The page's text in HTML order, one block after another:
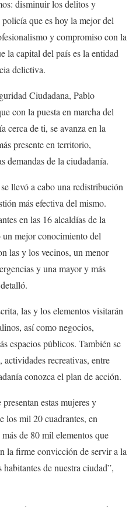
disminuir los delitos y
que es hoy la mejor del
y compromiso con la
la capital del país es la entidad
delictiva.
Ciudadana, Pablo
con la puesta en marcha del
cerca de ti, se avanza en la
presente en territorio,
demandas de la ciudadanía.
llevó a cabo una redistribución
más efectiva del mismo.
en las 16 alcaldías de la
mejor conocimiento del
las y los vecinos, un menor
y una mayor y más
las y los elementos visitarán
así como negocios,
espacios públicos. También se
recreativas, entre
conozca el plan de acción.
estas mujeres y
los mil 20 cuadrantes, en
de 80 mil elementos que
la firme convicción de servir a la
de nuestra ciudad”,